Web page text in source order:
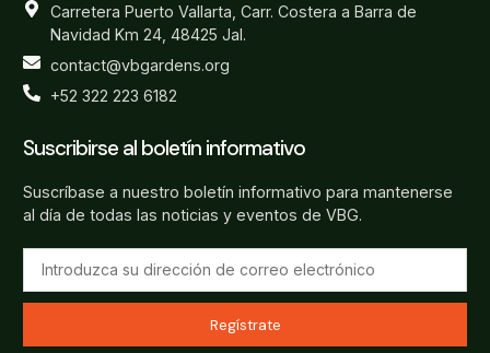
Carretera Puerto Vallarta, Carr. Costera a Barra de
Navidad Km 24, 48425 Jal.
contact@vbgardens.org
+52 322 223 6182
Suscribirse al boletín informativo
Suscríbase a nuestro boletín informativo para mantenerse
al día de todas las noticias y eventos de VBG.
Regístrate